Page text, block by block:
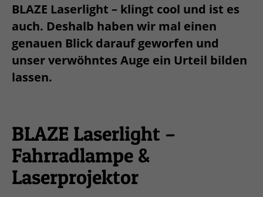
BLAZE Laserlight – klingt cool und ist es
auch. Deshalb haben wir mal einen
genauen Blick darauf geworfen und
unser verwöhntes Auge ein Urteil bilden
lassen.
BLAZE Laserlight –
Fahrradlampe &
Laserprojektor